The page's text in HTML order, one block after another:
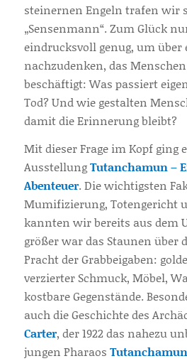
steinernen Engeln trafen wir
„Sensenmann“. Zum Glück
eindrucksvoll genug, um über
nachzudenken, das
beschäftigt: Was passiert
Tod? Und wie gestalten
damit die Erinnerung bleibt?
Mit dieser Frage im Kopf ging
AusstellungTutanchamun –
Abenteuer. Die wichtigsten
Mumifizierung, Totengericht
kannten wir bereits aus dem
größer war das Staunen über
Pracht der Grabbeigaben:
verzierter Schmuck, Möbel,
kostbare Gegenstände.
auch die Geschichte des
Carter, der 1922 das nahezu
jungen Pharaos Tutanchamun